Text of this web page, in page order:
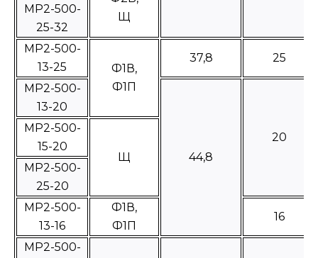
Щ
МР2-500-
25-32
МР2-500-
13-25
Ф1В,
Ф1П
37,8 25
МР2-500-
13-20
44,8
20
МР2-500-
15-20
Щ
МР2-500-
25-20
МР2-500-
13-16
Ф1В,
Ф1П
16
МР2-500-